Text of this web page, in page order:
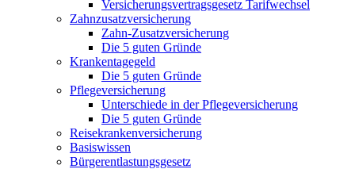
Versicherungsvertragsgesetz Tarifwechsel
Zahnzusatzversicherung
Zahn-Zusatzversicherung
Die 5 guten Gründe
Krankentagegeld
Die 5 guten Gründe
Pflegeversicherung
Unterschiede in der Pflegeversicherung
Die 5 guten Gründe
Reisekrankenversicherung
Basiswissen
Bürgerentlastungsgesetz